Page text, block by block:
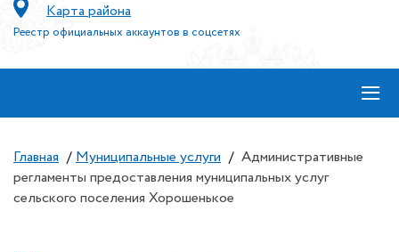
Карта района
Реестр официальных аккаунтов в соцсетях
≡
Главная / Муниципальные услуги / Административные
регламенты предоставления муниципальных услуг
сельского поселения Хорошенькое